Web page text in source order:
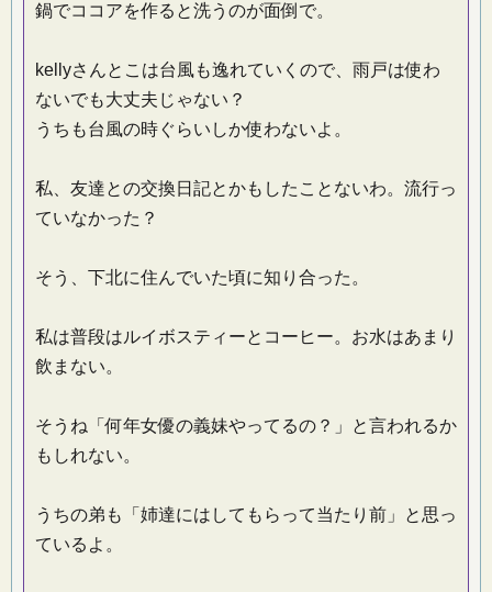
鍋でココアを作ると洗うのが面倒で。
kellyさんとこは台風も逸れていくので、雨戸は使わ
ないでも大丈夫じゃない？
うちも台風の時ぐらいしか使わないよ。
私、友達との交換日記とかもしたことないわ。流行っ
ていなかった？
そう、下北に住んでいた頃に知り合った。
私は普段はルイボスティーとコーヒー。お水はあまり
飲まない。
そうね「何年女優の義妹やってるの？」と言われるか
もしれない。
うちの弟も「姉達にはしてもらって当たり前」と思っ
ているよ。